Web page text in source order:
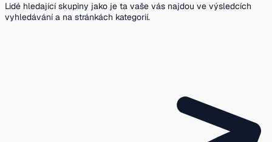
Lidé hledající skupiny jako je ta vaše vás najdou ve výsledcích
vyhledávání a na stránkách kategorií.